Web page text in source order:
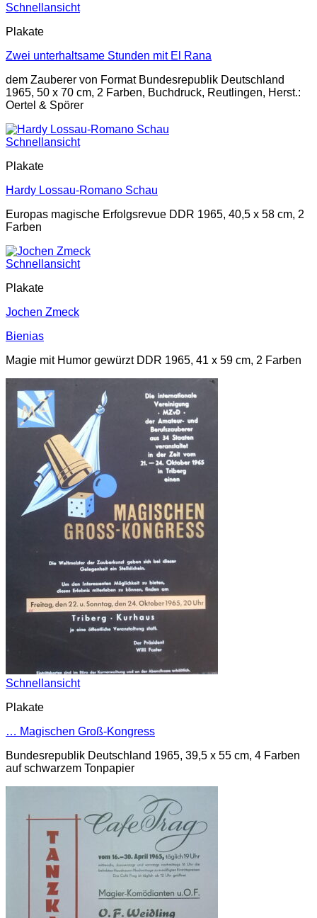
Schnellansicht
Plakate
Zwei unterhaltsame Stunden mit El Rana
dem Zauberer von Format Bundesrepublik Deutschland
1965, 50 x 70 cm, 2 Farben, Buchdruck, Reutlingen, Herst.:
Oertel & Spörer
Schnellansicht
Plakate
Hardy Lossau-Romano Schau
Europas magische Erfolgsrevue DDR 1965, 40,5 x 58 cm, 2
Farben
Schnellansicht
Plakate
Jochen Zmeck
Bienias
Magie mit Humor gewürzt DDR 1965, 41 x 59 cm, 2 Farben
Schnellansicht
Plakate
… Magischen Groß-Kongress
Bundesrepublik Deutschland 1965, 39,5 x 55 cm, 4 Farben
auf schwarzem Tonpapier